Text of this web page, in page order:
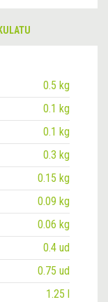
0.5 kg
0.1 kg
0.1 kg
0.3 kg
0.15 kg
0.09 kg
0.06 kg
0.4 ud
0.75 ud
1.25 l